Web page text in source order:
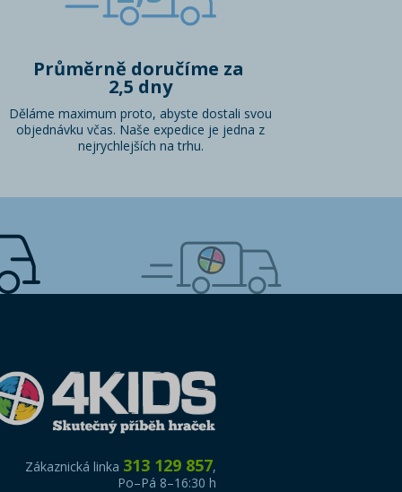
Průměrně doručíme za
2,5 dny
Děláme maximum proto, abyste dostali svou
objednávku včas. Naše expedice je jedna z
nejrychlejších na trhu.
Zákaznická linka 313 129 857,
Po–Pá 8–16:30 h